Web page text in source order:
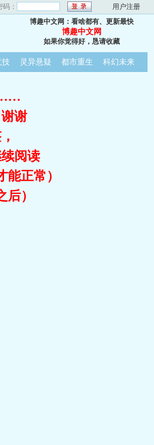
码： 用户注册
博趣中文网：看啥都有、更新最快
博趣中文网
如果你觉得好，恳请收藏
技 灵异悬疑 都市重生 科幻未来
……
谢
阅读
正常）
）